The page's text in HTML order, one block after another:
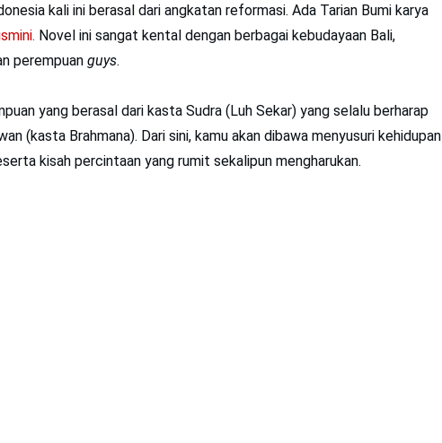
kali ini berasal dari angkatan reformasi. Ada Tarian Bumi karya
Novel ini sangat kental dengan berbagai kebudayaan Bali,
perempuan guys.
yang berasal dari kasta Sudra (Luh Sekar) yang selalu berharap
(kasta Brahmana). Dari sini, kamu akan dibawa menyusuri kehidupan
kisah percintaan yang rumit sekalipun mengharukan.